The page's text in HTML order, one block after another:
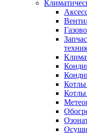
Котлы
Котлы